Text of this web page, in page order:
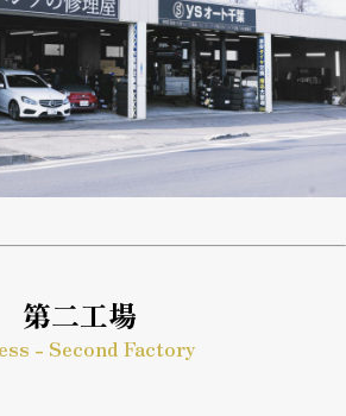
第二工場
- Second Factory